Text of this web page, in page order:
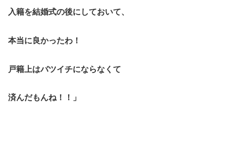
入籍を結婚式の後にしておいて、
本当に良かったわ！
戸籍上はバツイチにならなくて
済んだもんね！！」